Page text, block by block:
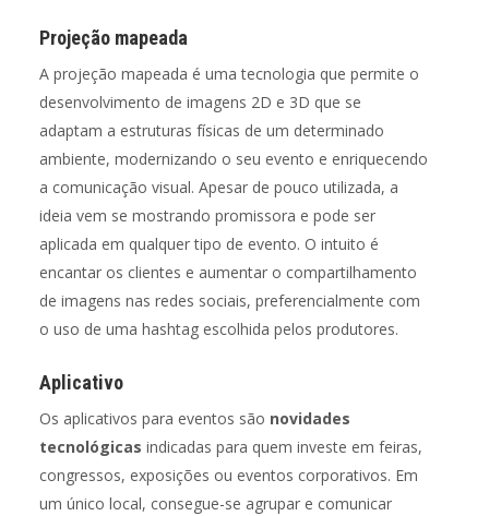
Projeção mapeada
A projeção mapeada é uma tecnologia que permite o
desenvolvimento de imagens 2D e 3D que se
adaptam a estruturas físicas de um determinado
ambiente, modernizando o seu evento e enriquecendo
a comunicação visual. Apesar de pouco utilizada, a
ideia vem se mostrando promissora e pode ser
aplicada em qualquer tipo de evento. O intuito é
encantar os clientes e aumentar o compartilhamento
de imagens nas redes sociais, preferencialmente com
o uso de uma hashtag escolhida pelos produtores.
Aplicativo
Os aplicativos para eventos são novidades
tecnológicas indicadas para quem investe em feiras,
congressos, exposições ou eventos corporativos. Em
um único local, consegue-se agrupar e comunicar